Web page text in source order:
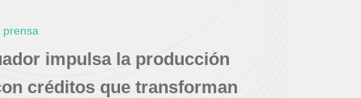
prensa
impulsa la producción
créditos que transforman